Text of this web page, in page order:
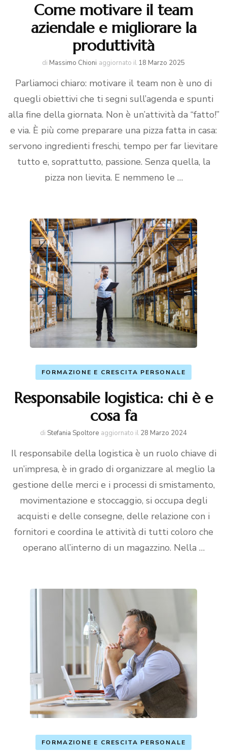
Come motivare il team
aziendale e migliorare la
produttività
di Massimo Chioni aggiornato il 18 Marzo 2025
Parliamoci chiaro: motivare il team non è uno di
quegli obiettivi che ti segni sull’agenda e spunti
alla fine della giornata. Non è un’attività da “fatto!”
e via. È più come preparare una pizza fatta in casa:
servono ingredienti freschi, tempo per far lievitare
tutto e, soprattutto, passione. Senza quella, la
pizza non lievita. E nemmeno le …
FORMAZIONE E CRESCITA PERSONALE
Responsabile logistica: chi è e
cosa fa
di Stefania Spoltore aggiornato il 28 Marzo 2024
Il responsabile della logistica è un ruolo chiave di
un’impresa, è in grado di organizzare al meglio la
gestione delle merci e i processi di smistamento,
movimentazione e stoccaggio, si occupa degli
acquisti e delle consegne, delle relazione con i
fornitori e coordina le attività di tutti coloro che
operano all’interno di un magazzino. Nella …
FORMAZIONE E CRESCITA PERSONALE